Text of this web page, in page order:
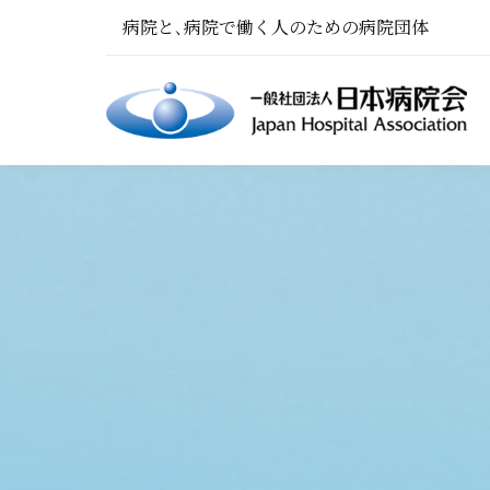
病院と､病院で働く人のための病院団体